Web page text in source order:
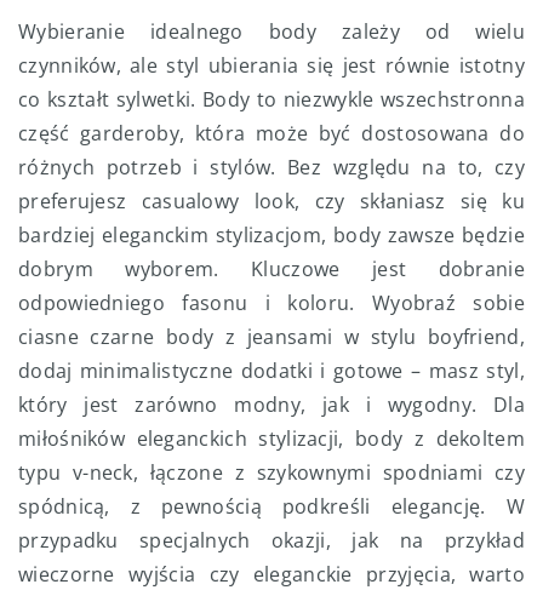
Wybieranie idealnego body zależy od wielu
czynników, ale styl ubierania się jest równie istotny
co kształt sylwetki. Body to niezwykle wszechstronna
część garderoby, która może być dostosowana do
różnych potrzeb i stylów. Bez względu na to, czy
preferujesz casualowy look, czy skłaniasz się ku
bardziej eleganckim stylizacjom, body zawsze będzie
dobrym wyborem. Kluczowe jest dobranie
odpowiedniego fasonu i koloru. Wyobraź sobie
ciasne czarne body z jeansami w stylu boyfriend,
dodaj minimalistyczne dodatki i gotowe – masz styl,
który jest zarówno modny, jak i wygodny. Dla
miłośników eleganckich stylizacji, body z dekoltem
typu v-neck, łączone z szykownymi spodniami czy
spódnicą, z pewnością podkreśli elegancję. W
przypadku specjalnych okazji, jak na przykład
wieczorne wyjścia czy eleganckie przyjęcia, warto